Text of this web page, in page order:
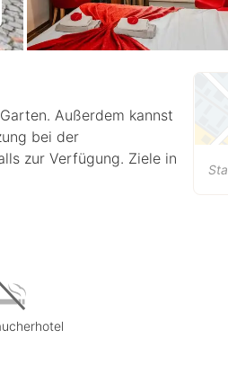
Außerdem kannst
bei der
zur Verfügung. Ziele in